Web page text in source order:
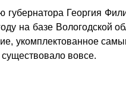
Георгия
на базе Вологодской
укомплектованное
вовсе.